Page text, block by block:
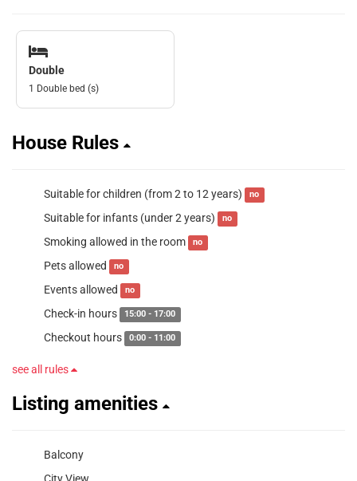
Double
1 Double bed (s)
House Rules
Suitable for children (from 2 to 12 years) no
Suitable for infants (under 2 years) no
Smoking allowed in the room no
Pets allowed no
Events allowed no
Check-in hours 15:00 - 17:00
Checkout hours 0:00 - 11:00
see all rules
Listing amenities
Balcony
City View